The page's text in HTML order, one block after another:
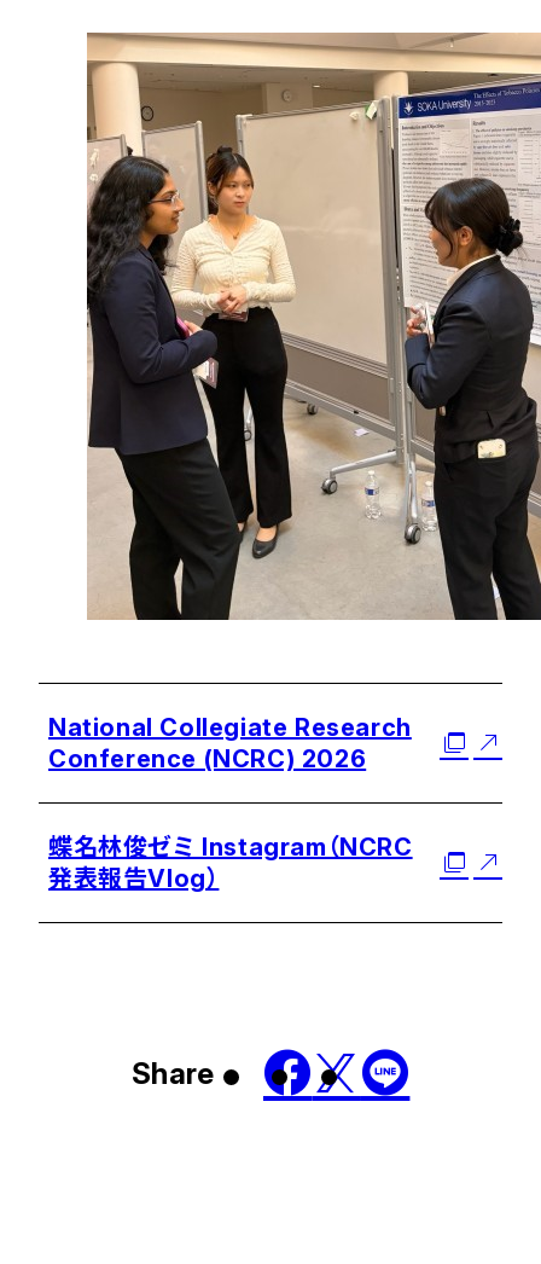
National Collegiate Research
Conference (NCRC) 2026
蝶名林俊ゼミ Instagram（NCRC
発表報告Vlog）
Share